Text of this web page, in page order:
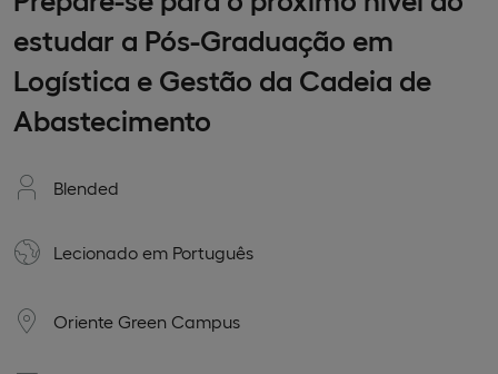
estudar a Pós-Graduação em
Logística e Gestão da Cadeia de
Abastecimento
Blended
Lecionado em Português
Oriente Green Campus